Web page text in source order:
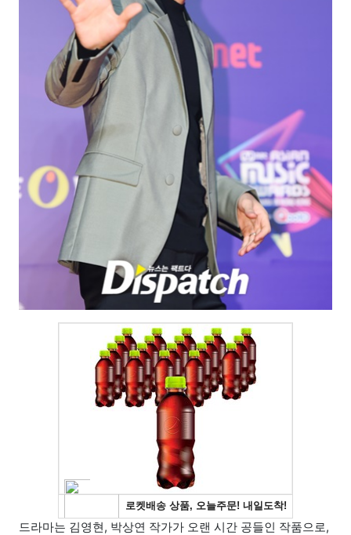
드라마는 김영현, 박상연 작가가 오랜 시간 공들인 작품으로,